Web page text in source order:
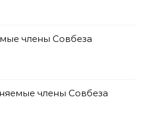
члены Совбеза
члены Совбеза